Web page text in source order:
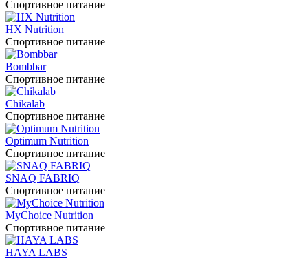
Спортивное питание
HX Nutrition
Спортивное питание
Bombbar
Спортивное питание
Chikalab
Спортивное питание
Optimum Nutrition
Спортивное питание
SNAQ FABRIQ
Спортивное питание
MyChoice Nutrition
Спортивное питание
HAYA LABS